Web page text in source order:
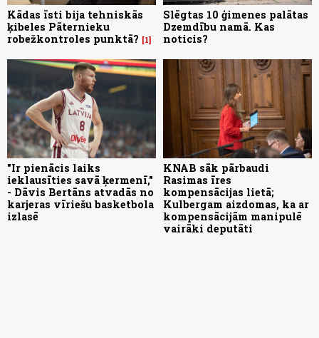
Kādas īsti bija tehniskās
ķibeles Pāternieku
robežkontroles punktā?
1
Slēgtas 10 ģimenes palātas
Dzemdību namā. Kas
noticis?
"Ir pienācis laiks
ieklausīties savā ķermenī,"
- Dāvis Bertāns atvadās no
karjeras vīriešu basketbola
izlasē
KNAB sāk pārbaudi
Rasimas īres
kompensācijas lietā;
Kulbergam aizdomas, ka ar
kompensācijām manipulē
vairāki deputāti